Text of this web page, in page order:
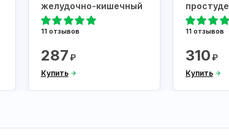
желудочно-кишечный
11 отзывов
287₽
Купить
простуде
11 отзывов
310₽
Купить